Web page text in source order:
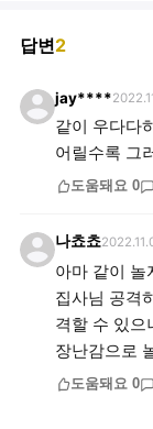
답변2
jay****
같이 우다다
어릴수록 그
도움돼요 0
나쵸쵸
아마 같이 놀
집사님 공격
격할 수 있으
장난감으로
도움돼요 0